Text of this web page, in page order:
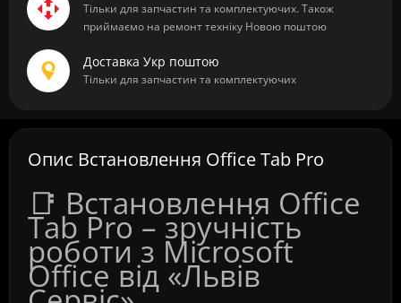
Тільки для запчастин та комплектуючих. Також
приймаємо на ремонт техніку Новою поштою
Доставка Укр поштою
Тільки для запчастин та комплектуючих
Опис Встановлення Office Tab Pro
📑 Встановлення Office
Tab Pro – зручність
роботи з Microsoft
Office від «Львів